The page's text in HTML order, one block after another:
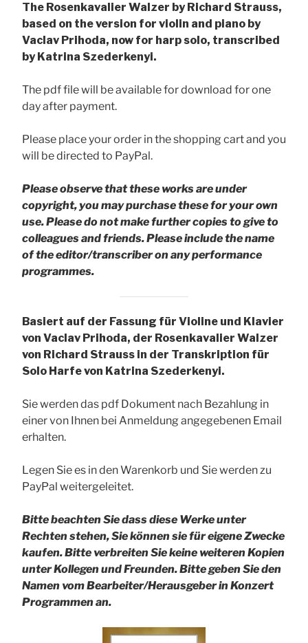
The Rosenkavalier Walzer by Richard Strauss,
based on the version for violin and piano by
Vaclav Prihoda, now for harp solo, transcribed
by Katrina Szederkenyi.
The pdf file will be available for download for one
day after payment.
Please place your order in the shopping cart and you
will be directed to PayPal.
Please observe that these works are under
copyright, you may purchase these for your own
use. Please do not make further copies to give to
colleagues and friends.Please include the name
of the editor/transcriber on any performance
programmes.
Basiert auf der Fassung für Violine und Klavier
von Vaclav Prihoda, der Rosenkavalier Walzer
von Richard Strauss in der Transkription für
Solo Harfe von Katrina Szederkenyi.
Sie werden das pdf Dokument nach Bezahlung in
einer von Ihnen bei Anmeldung angegebenen Email
erhalten.
Legen Sie es in den Warenkorb und Sie werden zu
PayPal weitergeleitet.
Bitte beachten Sie dass diese Werke unter
Rechten stehen, Sie können sie für eigene Zwecke
kaufen. Bitte verbreiten Sie keine weiteren Kopien
unter Kollegen und Freunden.Bitte geben Sie den
Namen vom Bearbeiter/Herausgeber in Konzert
Programmen an.